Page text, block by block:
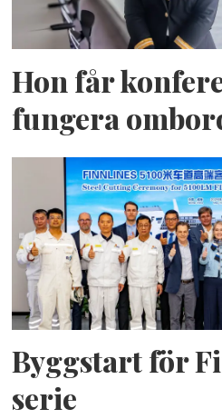
Hon får
fungera
Byggstart för
serie